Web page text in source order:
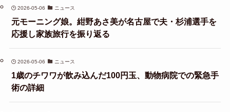
2026-05-06 ニュース
元モーニング娘。紺野あさ美が名古屋で夫・杉浦選手を
応援し家族旅行を振り返る
2026-05-06 ニュース
1歳のチワワが飲み込んだ100円玉、動物病院での緊急手
術の詳細